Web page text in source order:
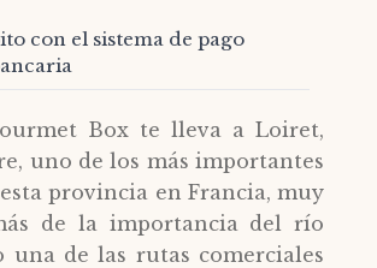
con el sistema de pago
Box te lleva a Loiret,
uno de los más importantes
provincia en Francia, muy
de la importancia del río
una de las rutas comerciales